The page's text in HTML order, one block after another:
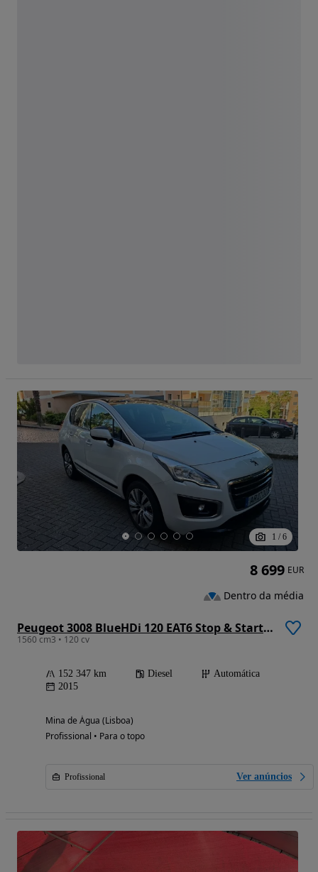
1 / 6
Peugeot 3008 BlueHDi 120 EAT6 Stop & Start Active
1560 cm3 • 120 cv
152 347 km Diesel
Automática
2015
Mina de Água (Lisboa)
Profissional • Para o topo
Profissional Ver anúncios
8 699 EUR
Dentro da média